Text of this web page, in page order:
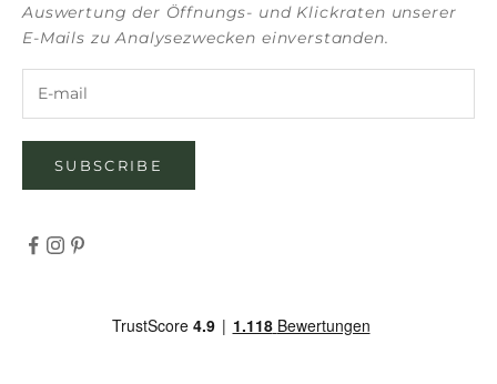
Auswertung der Öffnungs- und Klickraten unserer
E-Mails zu Analysezwecken einverstanden.
SUBSCRIBE